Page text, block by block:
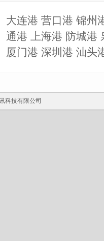
大连港 营口港 锦州
通港 上海港 防城港
厦门港 深圳港 汕头
科技有限公司